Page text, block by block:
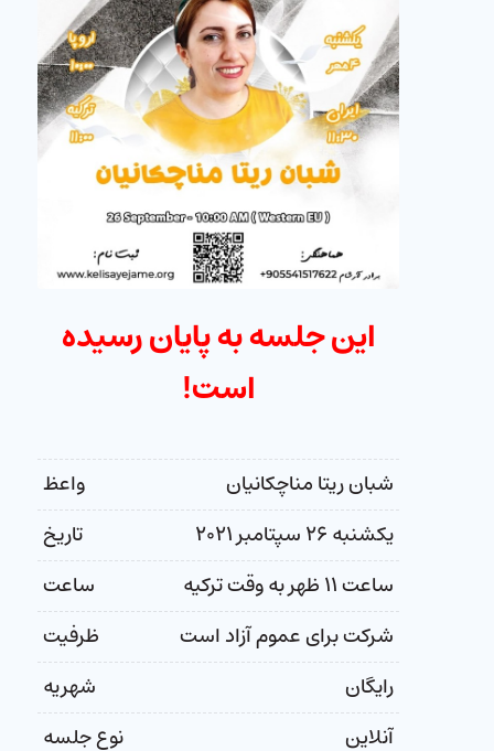
این جلسه به پایان رسیده
است!
واعظ
شبان ریتا مناچکانیان
تاریخ
یکشنبه ۲۶ سپتامبر ۲۰۲۱
ساعت
ساعت ۱۱ ظهر به وقت ترکیه
ظرفیت
شرکت برای عموم آزاد است
شهریه
رایگان
نوع جلسه
آنلاین